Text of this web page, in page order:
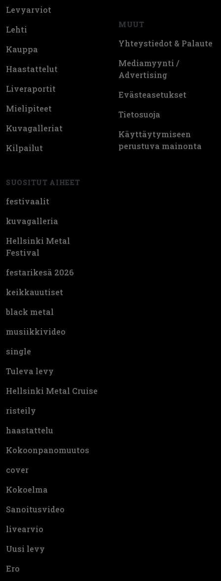
Levyarviot
Lehti
Kauppa
Haastattelut
Liveraportit
Mielipiteet
Kuvagalleriat
Kilpailut
SUOSITUT AIHEET
festivaalit
kuvagalleria
Hellsinki Metal
Festival
festarikesä 2026
keikkauutiset
black metal
musiikkivideo
single
Tuleva levy
Hellsinki Metal Cruise
risteily
haastattelu
Kokoonpanomuutos
cover
Kokoelma
Sanoitusvideo
livearvio
Uusi levy
Ero
MUUT
Yhteystiedot & Palaute
Mediamyynti /
Advertising
Evästeasetukset
Tietosuoja
Käyttäytymiseen
perustuva mainonta